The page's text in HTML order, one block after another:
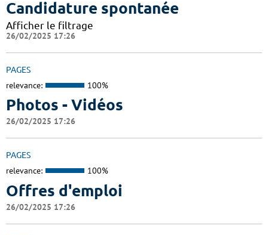
Candidature spontanée
Afficher le filtrage
26/02/2025 17:26
PAGES
relevance: 100%
Photos - Vidéos
26/02/2025 17:26
PAGES
relevance: 100%
Offres d'emploi
26/02/2025 17:26